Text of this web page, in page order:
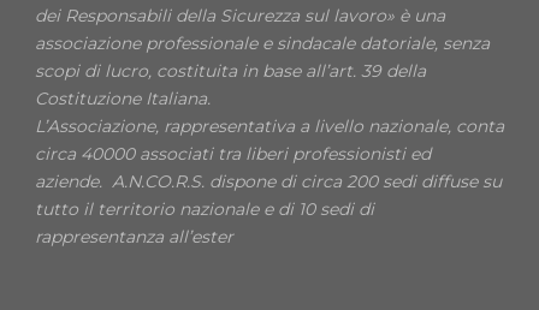
dei Responsabili della Sicurezza sul lavoro» è una
associazione professionale e sindacale datoriale, senza
scopi di lucro, costituita in base all’art. 39 della
Costituzione Italiana.
L’Associazione, rappresentativa a livello nazionale, conta
circa 40000 associati tra liberi professionisti ed
aziende. A.N.CO.R.S. dispone di circa 200 sedi diffuse su
tutto il territorio nazionale e di 10 sedi di
rappresentanza all’ester